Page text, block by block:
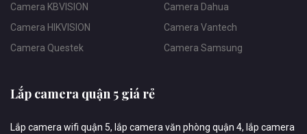
Camera KBVISION
Camera HIKVISION
Camera Questek
Camera Dahua
Camera Vantech
Camera Samsung
Lắp camera quận 5 giá rẻ
Lắp camera wifi quận 5, lắp camera văn phòng quận 4, lắp camera